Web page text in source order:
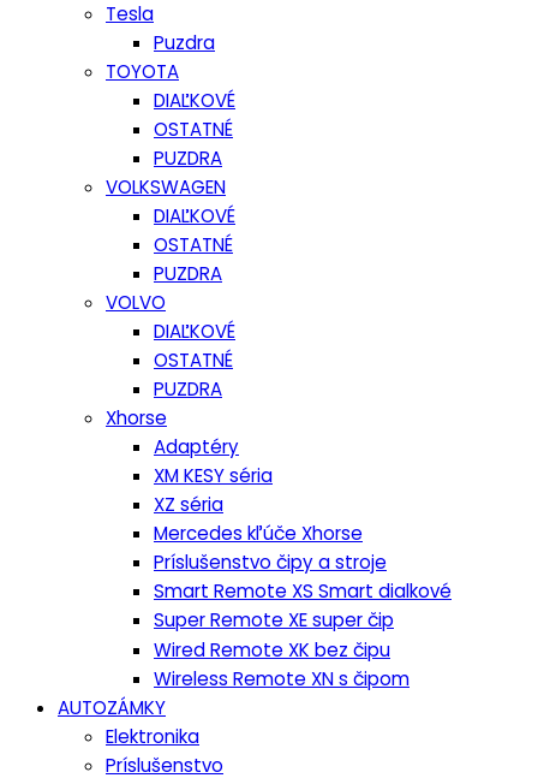
Tesla
Puzdra
TOYOTA
DIAĽKOVÉ
OSTATNÉ
PUZDRA
VOLKSWAGEN
DIAĽKOVÉ
OSTATNÉ
PUZDRA
VOLVO
DIAĽKOVÉ
OSTATNÉ
PUZDRA
Xhorse
Adaptéry
XM KESY séria
XZ séria
Mercedes kľúče Xhorse
Príslušenstvo čipy a stroje
Smart Remote XS Smart dialkové
Super Remote XE super čip
Wired Remote XK bez čipu
Wireless Remote XN s čipom
AUTOZÁMKY
Elektronika
Príslušenstvo